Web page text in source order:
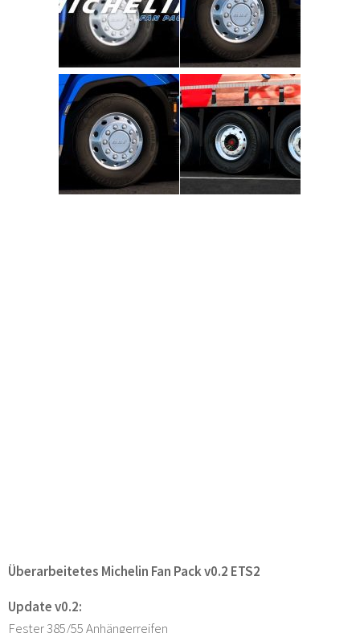
Überarbeitetes Michelin Fan Pack v0.2 ETS2
Update v0.2:
Fester 385/55 Anhängerreifen